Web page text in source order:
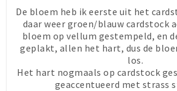
De bloem heb ik eerste uit het
daar weer groen/blauw cardstock
bloem op vellum gestempeld, en
geplakt, allen het hart, dus de
los.
Het hart nogmaals op cardstock
geaccentueerd met strass